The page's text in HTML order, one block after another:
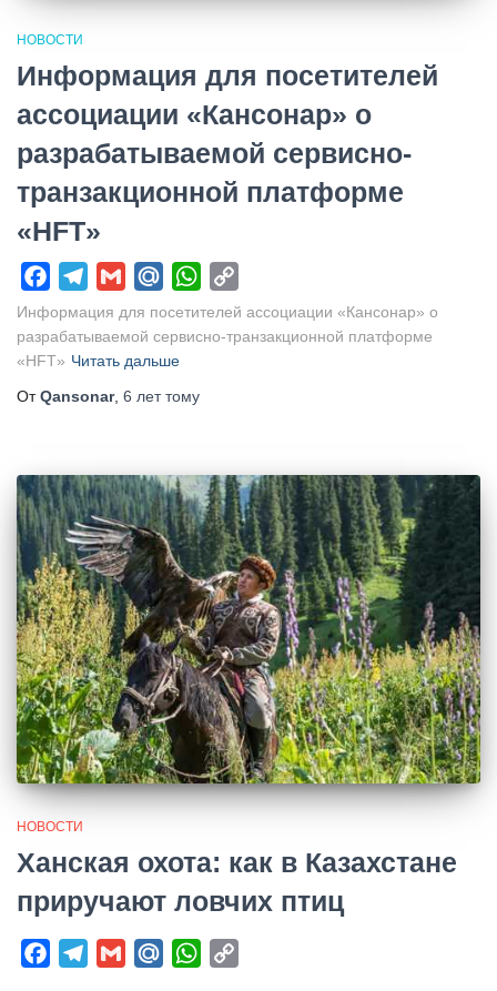
НОВОСТИ
Информация для посетителей
ассоциации «Кансонар» о
разрабатываемой сервисно-
транзакционной платформе
«HFT»
FacebookTelegram
Gmail Mail.RuWhatsApp
Link
Информация для посетителей ассоциации «Кансонар» о
разрабатываемой сервисно-транзакционной платформе
«HFT» Читать дальше
ОтQansonar, 6 леттому
НОВОСТИ
Ханская охота: как в Казахстане
приручают ловчих птиц
FacebookTelegram
Gmail Mail.RuWhatsApp